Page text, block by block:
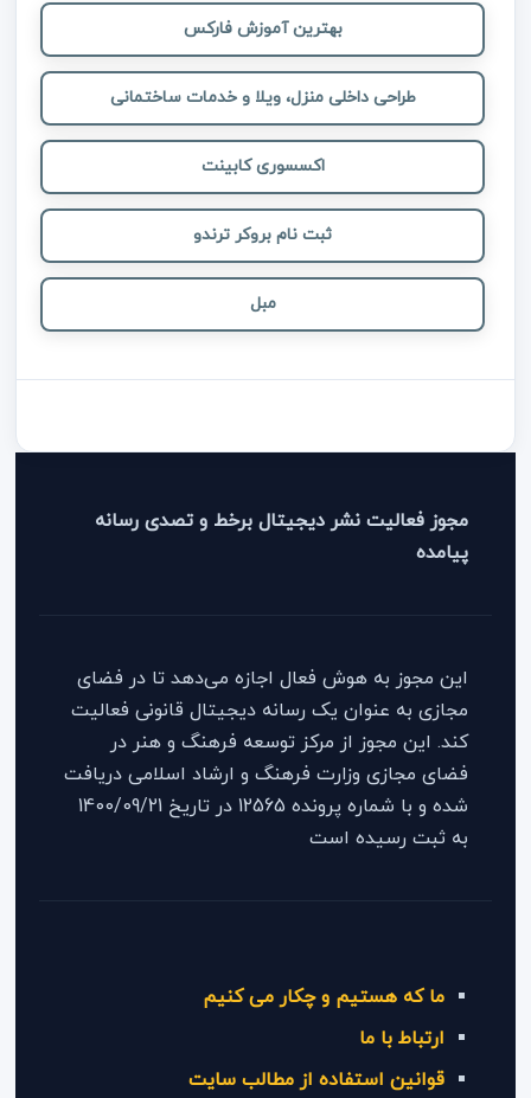
بهترین آموزش فارکس
طراحی داخلی منزل، ویلا و خدمات ساختمانی
اکسسوری کابینت
ثبت نام بروکر ترندو
مبل
مجوز فعالیت نشر دیجیتال برخط و تصدی رسانه
پیامده
این مجوز به هوش فعال اجازه می‌دهد تا در فضای
مجازی به عنوان یک رسانه دیجیتال قانونی فعالیت
کند. این مجوز از مرکز توسعه فرهنگ و هنر در
فضای مجازی وزارت فرهنگ و ارشاد اسلامی دریافت
شده و با شماره پرونده 12565 در تاریخ 1400/09/21
به ثبت رسیده است
ما که هستیم و چکار می کنیم
ارتباط با ما
قوانین استفاده از مطالب سایت